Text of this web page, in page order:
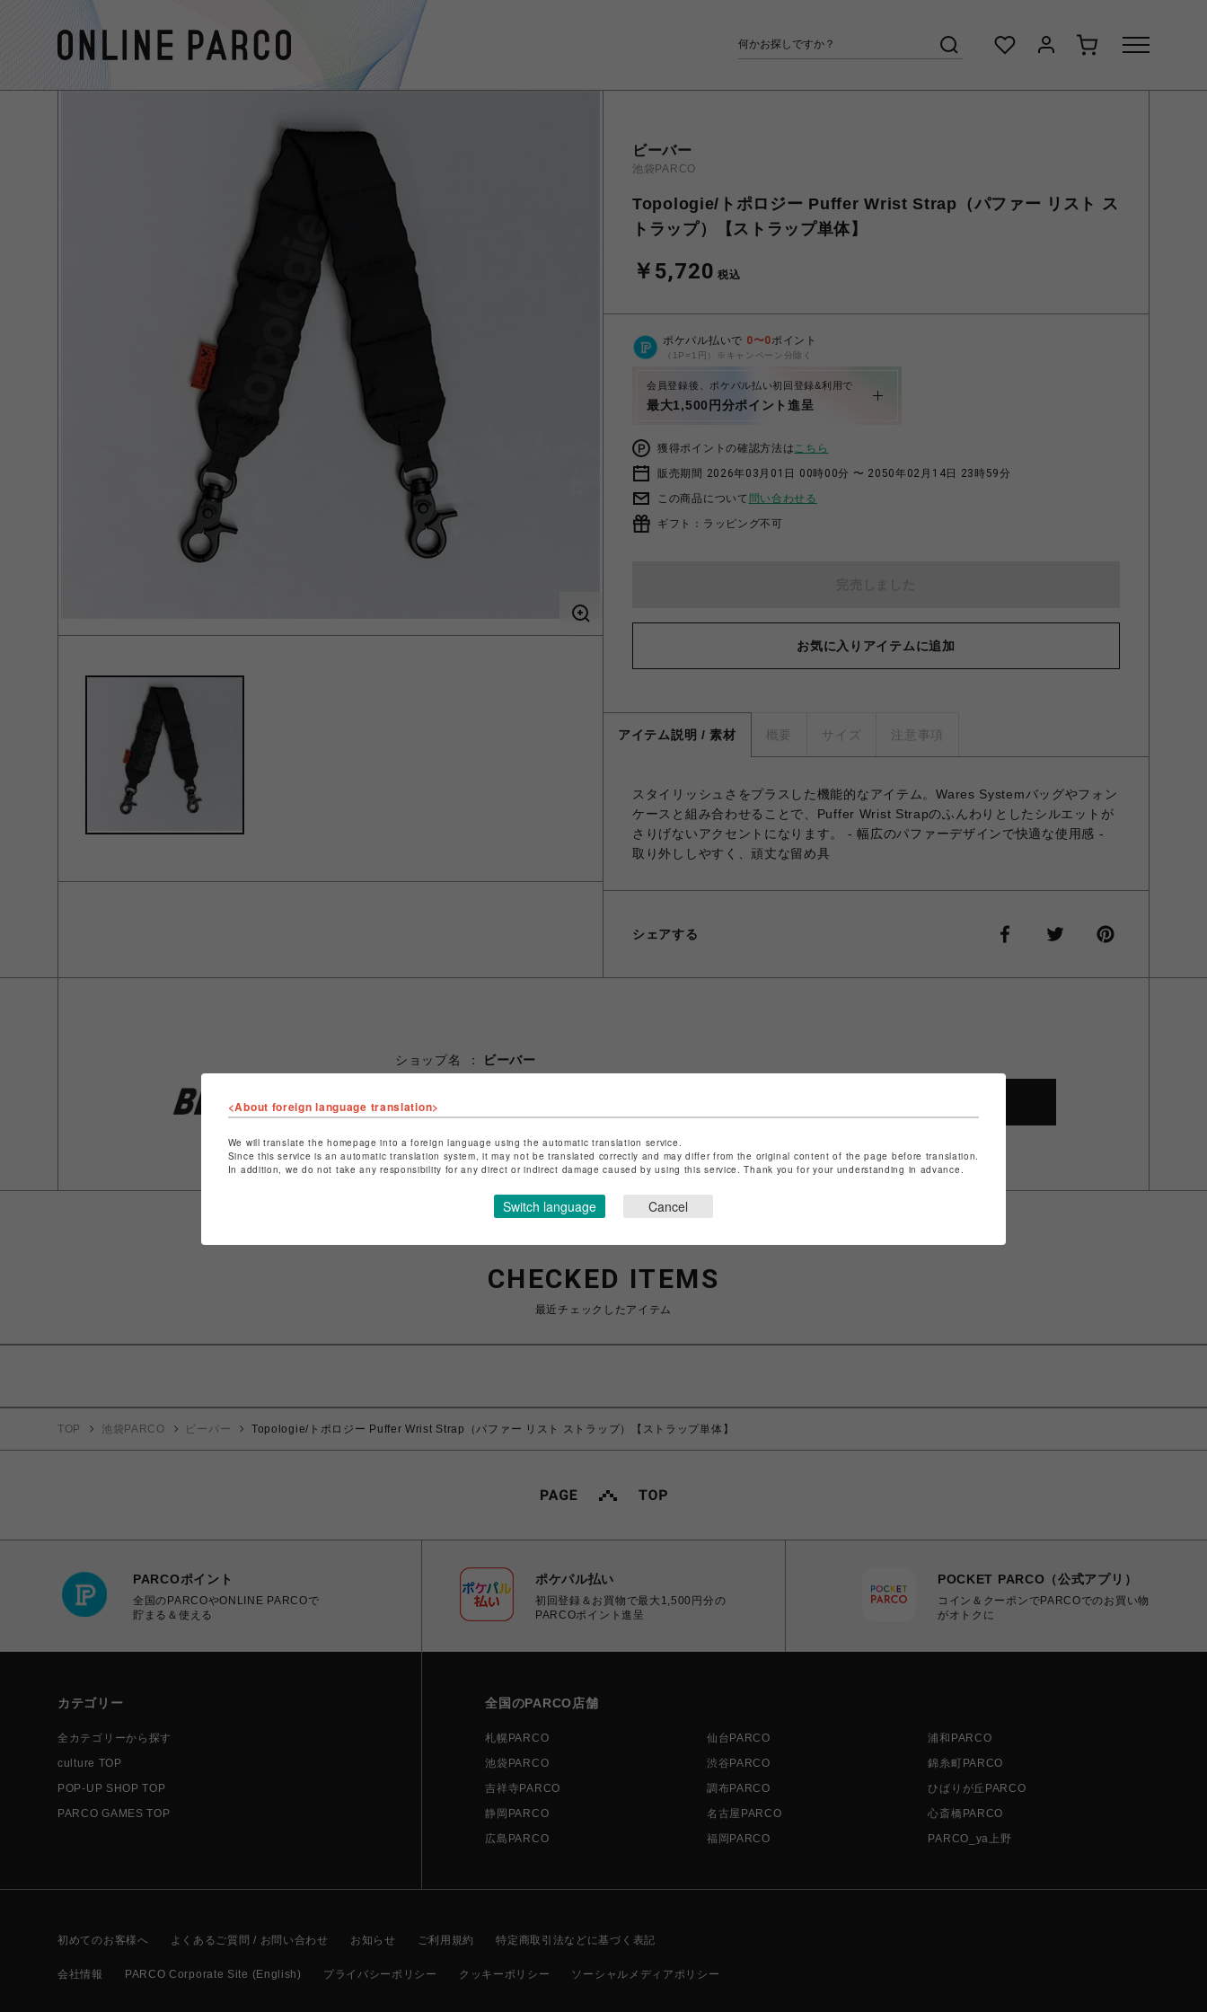
ビーバー
池袋PARCO
Topologie/トポロジー Puffer Wrist Strap（パファー リスト ス
トラップ）【ストラップ単体】
￥5,720 税込
ポケパル払いで 0〜0ポイント
（1P=1円）※キャンペーン分除く
会員登録後、ポケパル払い初回登録&利用で
最大1,500円分ポイント進呈
獲得ポイントの確認方法はこちら
販売期間 2026年03月01日 00時00分 〜 2050年02月14日 23時59分
この商品について 問い合わせる
ギフト：ラッピング不可
お気に入りアイテムに追加
アイテム説明 / 素材 概要 サイズ 注意事項
スタイリッシュさをプラスした機能的なアイテム。Wares Systemバッグやフォン
ケースと組み合わせることで、Puffer Wrist Strapのふんわりとしたシルエットが
さりげないアクセントになります。 - 幅広のパファーデザインで快適な使用感 -
取り外ししやすく、頑丈な留め具
シェアする
ショップ名
ビーバー
特定商取引法など法令に基づく表記はこちら
ショップお問い合わせは こちら
CHECKED ITEMS
最近チェックしたアイテム
TOP 池袋PARCO ビーバー Topologie/トポロジー Puffer Wrist Strap（パファー リスト ストラップ）【ストラップ単体】
PARCOポイント
全国のPARCOやONLINE PARCOで
貯まる＆使える
ポケパル払い
初回登録＆お買物で最大1,500円分の
PARCOポイント進呈
POCKET PARCO（公式アプリ）
コイン＆クーポンでPARCOでのお買い物
がオトクに
カテゴリー
全カテゴリーから探す
culture TOP
POP-UP SHOP TOP
PARCO GAMES TOP
全国のPARCO店舗
札幌PARCO 仙台PARCO
浦和PARCO
池袋PARCO
渋谷PARCO
錦糸町PARCO
吉祥寺PARCO
調布PARCO
ひばりが丘PARCO
静岡PARCO
名古屋PARCO
心斎橋PARCO
広島PARCO
福岡PARCO PARCO_ya上野
初めてのお客様へ よくあるご質問 / お問い合わせ お知らせ ご利用規約 特定商取引法などに基づく表記
会社情報 PARCO Corporate Site (English) プライバシーポリシー クッキーポリシー ソーシャルメディアポリシー
<About foreign language translation>
We will translate the homepage into a foreign language using the automatic translation service.
Since this service is an automatic translation system, it may not be translated correctly and may differ from the original content of the page before translation.
In addition, we do not take any responsibility for any direct or indirect damage caused by using this service. Thank you for your understanding in advance.
Switch language Cancel